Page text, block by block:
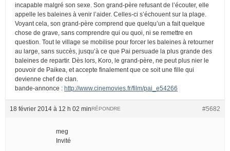
incapable malgré son sexe. Son grand-père refusant de l’écouter, elle
appelle les baleines à venir l’aider. Celles-ci s’échouent sur la plage.
Voyant cela, son grand-père comprend que quelqu’un a fait quelque
chose de grave, sans comprendre qui ou quoi, ni se remettre en
question. Tout le village se mobilise pour forcer les baleines à retourner
au large, sans succès, jusqu’à ce que Pai persuade la plus grande des
baleines de repartir. Dès lors, Koro, le grand-père, ne peut plus nier le
pouvoir de Paikea, et accepte finalement que ce soit une fille qui
devienne chef de clan.
bande-annonce : http://www.cinemovies.fr/film/pai_e54266
18 février 2014 à 12 h 02 min #5682
RÉPONDRE
meg
Invité